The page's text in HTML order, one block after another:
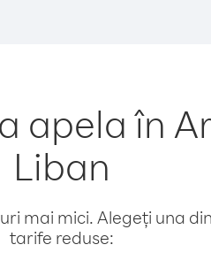
apela în
Liban
mai mici. Alegeți una
tarife reduse: